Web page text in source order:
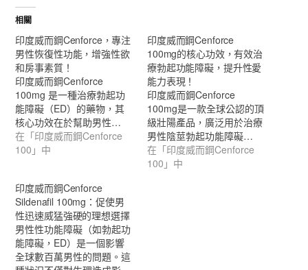
相關
印度威而鋼Cenforce，專注
男性恢復性功能，增強性欲
和房事素質！
印度威而鋼Cenforce
100mg 是一種治療勃起功
能障礙（ED）的藥物，其
核心功效在於幫助男性…
在「印度威而鋼Cenforce
100」中
印度威而鋼Cenforce
100mg的核心功效，有效治
療勃起功能障礙，提升性愛
能力表現！
印度威而鋼Cenforce
100mg是一款全球公認的頂
級壯陽產品，廣泛用於治療
男性陰莖勃起功能障礙…
在「印度威而鋼Cenforce
100」中
印度威而鋼Cenforce
Sildenafil 100mg：促使男
性迅速威猛強硬的理想選擇
男性性功能障礙（如勃起功
能障礙，ED）是一個影響
全球數百萬男性的問題。這